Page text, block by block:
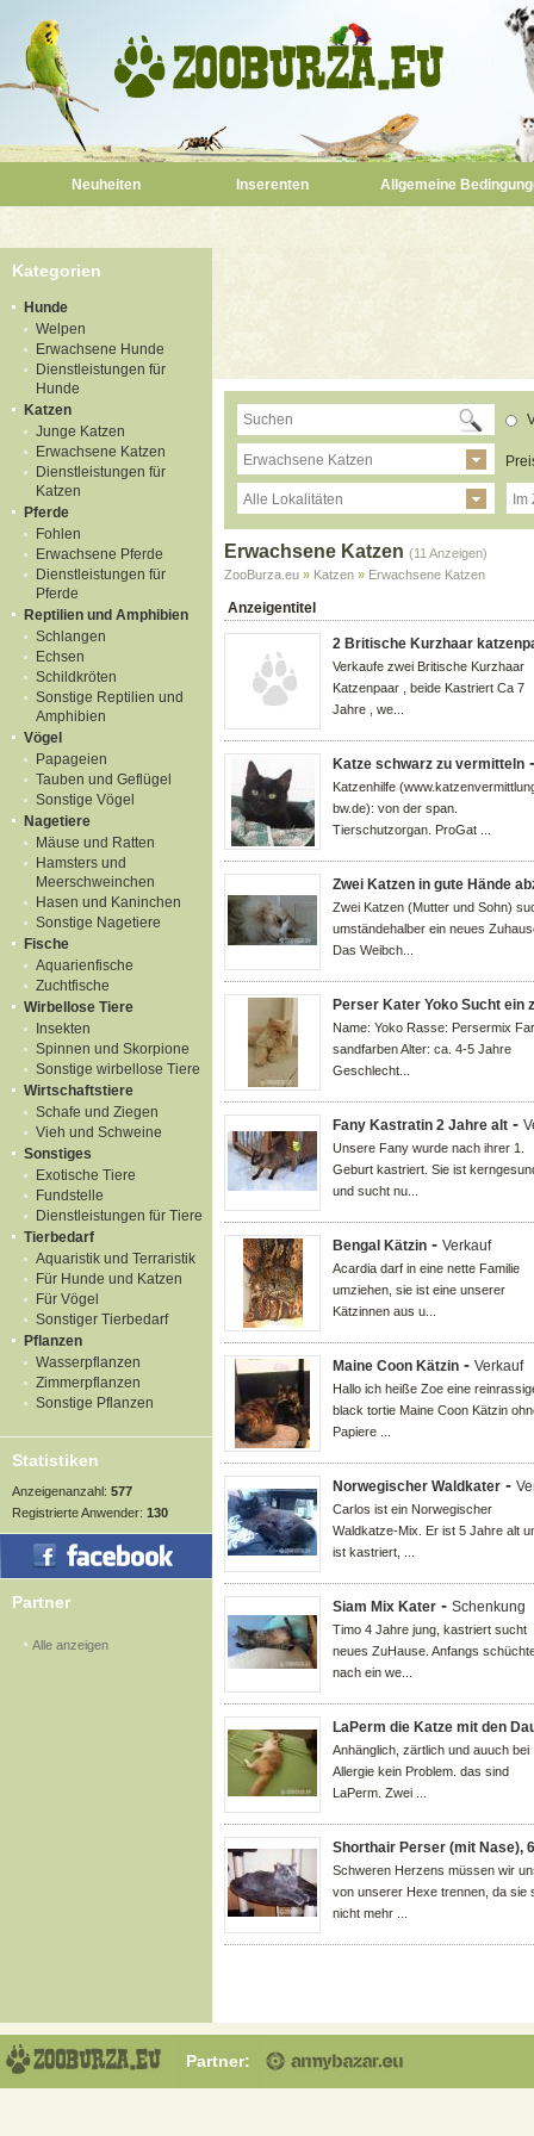
Neuheiten Inserenten Allgemeine
Kategorien
Hunde
Welpen
Erwachsene Hunde
Dienstleistungen für
Hunde
Katzen
Junge Katzen
Erwachsene Katzen
Dienstleistungen für
Katzen
Pferde
Fohlen
Erwachsene Pferde
Dienstleistungen für
Pferde
Reptilien und Amphibien
Schlangen
Echsen
Schildkröten
Sonstige Reptilien und
Amphibien
Vögel
Papageien
Tauben und Geflügel
Sonstige Vögel
Nagetiere
Mäuse und Ratten
Hamsters und
Meerschweinchen
Hasen und Kaninchen
Sonstige Nagetiere
Fische
Aquarienfische
Zuchtfische
Wirbellose Tiere
Insekten
Spinnen und Skorpione
Sonstige wirbellose Tiere
Wirtschaftstiere
Schafe und Ziegen
Vieh und Schweine
Sonstiges
Exotische Tiere
Fundstelle
Dienstleistungen für Tiere
Tierbedarf
Aquaristik und Terraristik
Für Hunde und Katzen
Für Vögel
Sonstiger Tierbedarf
Pflanzen
Wasserpflanzen
Zimmerpflanzen
Sonstige Pflanzen
Statistiken
Anzeigenanzahl: 577
Registrierte Anwender: 130
Partner
Alle anzeigen
Erwachsene Katzen
Alle Lokalitäten Im
Erwachsene Katzen (11 Anzeigen)
ZooBurza.eu » Katzen » Erwachsene Katzen
Anzeigentitel
2 Britische Kurzhaar
Verkaufe zwei Britische Kurzhaar
Katzenpaar , beide Kastriert Ca 7
Jahre , we...
Katze schwarz zu vermitteln
Katzenhilfe
bw.de): von der span.
Tierschutzorgan. ProGat ...
Zwei Katzen in gute Hände
Zwei Katzen (Mutter und Sohn)
umständehalber ein neues
Das Weibch...
Perser Kater Yoko Sucht ein
Name: Yoko Rasse: Persermix
sandfarben Alter: ca. 4-5 Jahre
Geschlecht...
Fany Kastratin 2 Jahre alt -
Unsere Fany wurde nach ihrer 1.
Geburt kastriert. Sie ist
und sucht nu...
Bengal Kätzin - Verkauf
Acardia darf in eine nette Familie
umziehen, sie ist eine unserer
Kätzinnen aus u...
Maine Coon Kätzin - Verkauf
Hallo ich heiße Zoe eine
black tortie Maine Coon Kätzin
Papiere ...
Norwegischer Waldkater -
Carlos ist ein Norwegischer
Waldkatze-Mix. Er ist 5 Jahre alt
ist kastriert, ...
Siam Mix Kater - Schenkung
Timo 4 Jahre jung, kastriert sucht
neues ZuHause. Anfangs
nach ein we...
LaPerm die Katze mit den
Anhänglich, zärtlich und auuch bei
Allergie kein Problem. das sind
LaPerm. Zwei ...
Shorthair Perser (mit Nase),
Schweren Herzens müssen wir
von unserer Hexe trennen, da sie
nicht mehr ...
Partner: